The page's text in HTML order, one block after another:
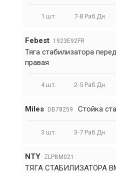
1 шт. 7-8 Раб.Дн.
Febest 1923E92FR
Тяга стабилизатора
правая
4 шт. 2-5 Раб.Дн.
Miles DB78259 Стойка
3 шт. 3-7 Раб.Дн.
NTY ZLPBM021
ТЯГА СТАБИЛИЗАТОРА